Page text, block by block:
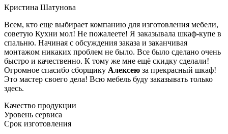
Кристина Шатунова
Всем, кто еще выбирает компанию для изготовления мебели,
советую Кухни мол! Не пожалеете! Я заказывала шкаф-купе в
спальню. Начиная с обсуждения заказа и заканчивая
монтажом никаких проблем не было. Все было сделано очень
быстро и качественно. К тому же мне ещё скидку сделали!
Огромное спасибо сборщику Алексею за прекрасный шкаф!
Это мастер своего дела! Всю мебель буду заказывать только
здесь.
Качество продукции
Уровень сервиса
Срок изготовления